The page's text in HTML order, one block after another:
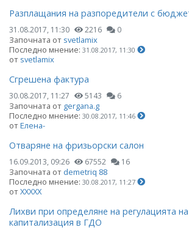
Разплащания на разпоредители с
31.08.2017, 11:30 2216 0
Започната от svetlamix
Последно мнение: 31.08.2017, 11:30
от svetlamix
Сгрешена фактура
30.08.2017, 11:27 5143 6
Започната от gergana.g
Последно мнение: 30.08.2017, 11:46
отЕлена-
Отваряне на фризьорски салон
16.09.2013, 09:26 67552 16
Започната от demetriq 88
Последно мнение: 30.08.2017, 11:27
отХХХХХ
Лихви при определяне на регулацията
капитализация в ГДО